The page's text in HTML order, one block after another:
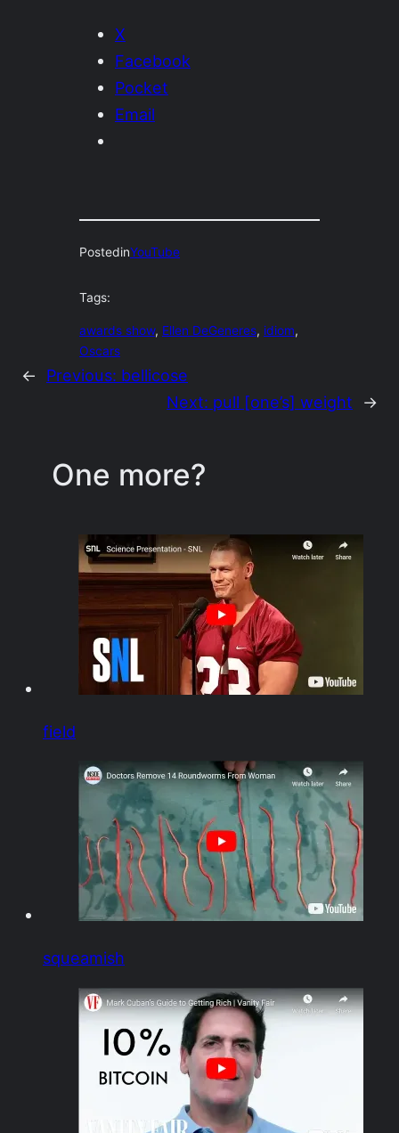
X
Facebook
Pocket
Email
PostedinYouTube
Tags:
awards show, Ellen DeGeneres, idiom
Oscars
← Previous: bellicose
Next: pull [one’s] weight →
One more?
field
squeamish